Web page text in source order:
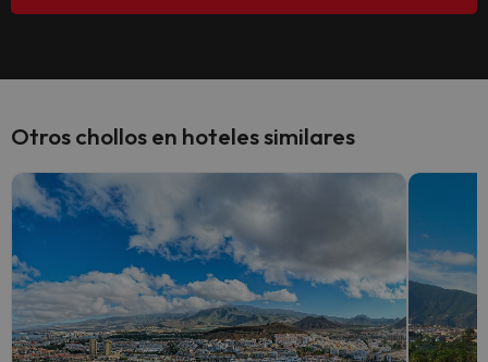
Otros chollos en hoteles similares